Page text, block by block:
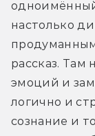
настолько
рассказ. Там
эмоций и
логично и
сознание и